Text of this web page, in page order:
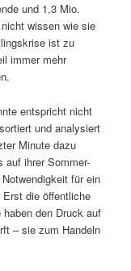
und 1,3 Mio.
wissen wie sie
ist zu
immer mehr
entspricht nicht
und analysiert
Minute dazu
auf ihrer Sommer-
für ein
die öffentliche
den Druck auf
– sie zum Handeln